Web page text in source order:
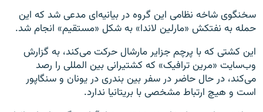
سخنگوی شاخه نظامی این گروه در بیانیه‌ای مدعی شد که این
حمله به نفتکش «مارلین لاندا» به شکل «مستقیم» انجام شد.
این کشتی که با پرچم جزایر مارشال حرکت می‌کند، به گزارش
وب‌سایت «مرین‌ ترافیک» که کشتیرانی بین المللی را رصد
می‌کند، در حال حاضر در سفر بین بندری در یونان و سنگاپور
است و هیچ ارتباط مشخصی با بریتانیا ندارد.